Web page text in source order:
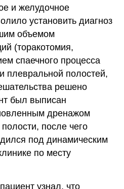
и желудочное
установить диагноз
объемом
(торакотомия,
спаечного процесса
плевральной полостей,
решено
был выписан
дренажом
после чего
под динамическим
по месту
узнал, что